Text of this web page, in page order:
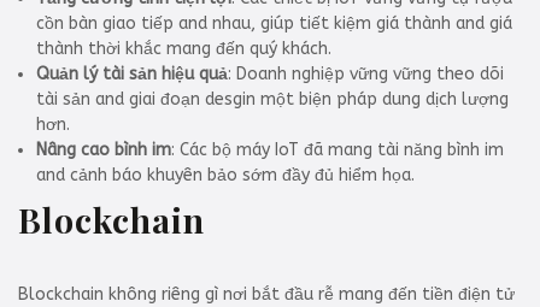
cồn bàn giao tiếp and nhau, giúp tiết kiệm giá thành and giá
thành thời khắc mang đến quý khách.
Quản lý tài sản hiệu quả: Doanh nghiệp vững vững theo dõi
tài sản and giai đoạn desgin một biện pháp dung dịch lượng
hơn.
Nâng cao bình im: Các bộ máy IoT đã mang tài năng bình im
and cảnh báo khuyên bảo sớm đầy đủ hiểm họa.
Blockchain
Blockchain không riêng gì nơi bắt đầu rễ mang đến tiền điện tử